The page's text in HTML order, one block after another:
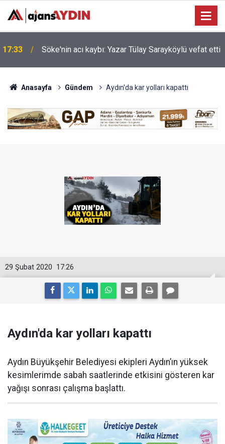
17:23
Nazilli'de motosiklet kazası: 16 yaşındaki Mustafa
vefat etti
Anasayfa Gündem Aydın'da kar yolları kapattı
17:26
29 Şubat 2020
Aydın'da kar yolları kapattı
Aydın Büyükşehir Belediyesi ekipleri Aydın’ın yüksek
kesimlerimde sabah saatlerinde etkisini gösteren kar
yağışı sonrası çalışma başlattı.